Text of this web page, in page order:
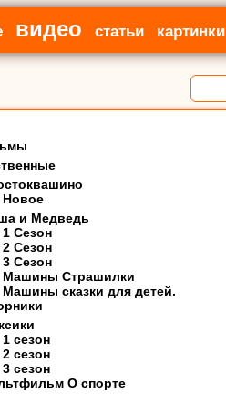
видео статьи картинки
Новое
и Медведь
1 Сезон
2 Сезон
3 Сезон
Машины Страшилки
Машины сказки для детей.
1 сезон
2 сезон
3 сезон
О спорте